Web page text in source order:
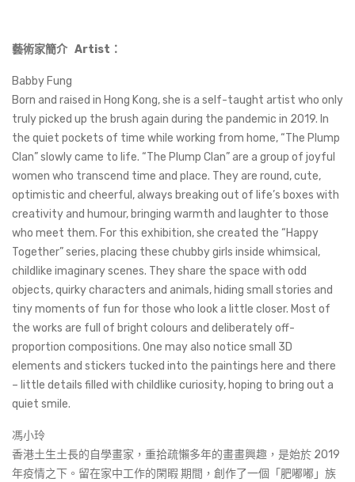
藝術家簡介 Artist：
Babby Fung
Born and raised in Hong Kong, she is a self-taught artist who only
truly picked up the brush again during the pandemic in 2019. In
the quiet pockets of time while working from home, “The Plump
Clan” slowly came to life. “The Plump Clan” are a group of joyful
women who transcend time and place. They are round, cute,
optimistic and cheerful, always breaking out of life’s boxes with
creativity and humour, bringing warmth and laughter to those
who meet them. For this exhibition, she created the “Happy
Together” series, placing these chubby girls inside whimsical,
childlike imaginary scenes. They share the space with odd
objects, quirky characters and animals, hiding small stories and
tiny moments of fun for those who look a little closer. Most of
the works are full of bright colours and deliberately off-
proportion compositions. One may also notice small 3D
elements and stickers tucked into the paintings here and there
– little details filled with childlike curiosity, hoping to bring out a
quiet smile.
馮小玲
香港土生土長的自學畫家，重拾疏懶多年的畫畫興趣，是始於 2019
年疫情之下。留在家中工作的閑暇 期間，創作了一個「肥嘟嘟」族